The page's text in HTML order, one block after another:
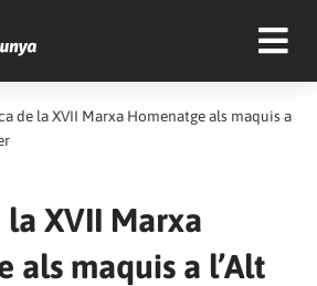
de la XVII Marxa Homenatge als maquis a
XVII Marxa
als maquis a l’Alt